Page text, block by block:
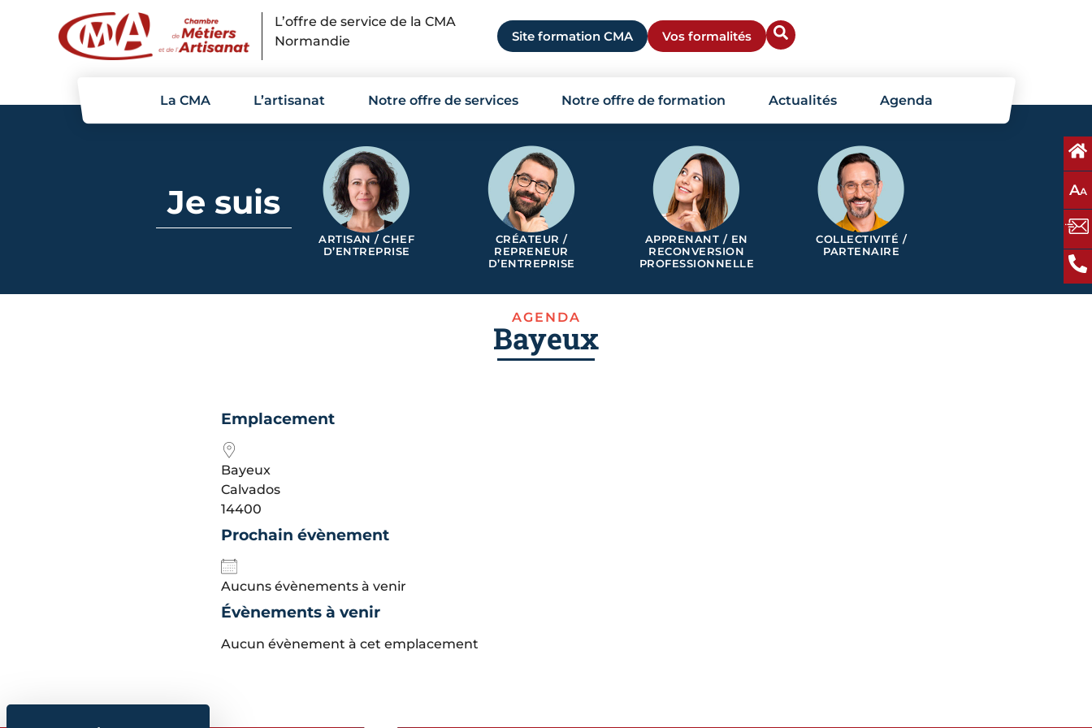
L’offre de service de la CMA
Normandie
Site formation CMA Vos formalités
La CMA L’artisanat Notre offre de services Notre offre de formation Actualités Agenda
AA
Je suis
ARTISAN / CHEF
D’ENTREPRISE
CRÉATEUR /
REPRENEUR
D’ENTREPRISE
APPRENANT / EN
RECONVERSION
PROFESSIONNELLE
COLLECTIVITÉ /
PARTENAIRE
AGENDA
Bayeux
Emplacement
Bayeux
Calvados
14400
Prochain évènement
Aucuns évènements à venir
Évènements à venir
Aucun évènement à cet emplacement
Panneau de gestion des cookies